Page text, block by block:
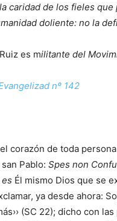
caridad de los fieles
doliente: no la
es militante del
nº 142
el corazón de toda
Pablo: Spes non
es Él mismo Dios que se
ya desde ahora:
(SC 22); dicho con